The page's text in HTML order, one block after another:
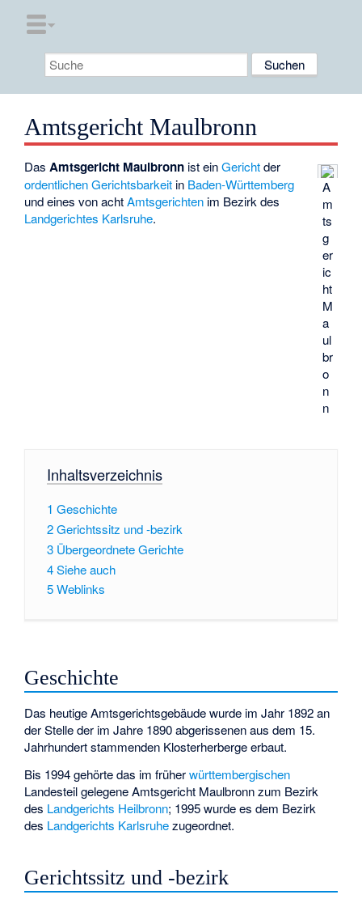
Amtsgericht Maulbronn
A
m
ts
g
er
ic
ht
M
a
ul
br
o
n
n
DasAmtsgericht Maulbronn ist einGerichtder
ordentlichen Gerichtsbarkeit in Baden-Württemberg
und eines von achtAmtsgerichten im Bezirk des
Landgerichtes Karlsruhe.
Inhaltsverzeichnis
1 Geschichte
2Gerichtssitz und -bezirk
3 Übergeordnete Gerichte
4Siehe auch
5Weblinks
Geschichte
Das heutige Amtsgerichtsgebäude wurde im Jahr 1892 an
der Stelle der im Jahre 1890 abgerissenen aus dem 15.
Jahrhundert stammenden Klosterherberge erbaut.
Bis 1994 gehörte das im früherwürttembergischen
Landesteil gelegene Amtsgericht Maulbronn zum Bezirk
des Landgerichts Heilbronn; 1995 wurde es dem Bezirk
des Landgerichts Karlsruhezugeordnet.
Gerichtssitz und -bezirk